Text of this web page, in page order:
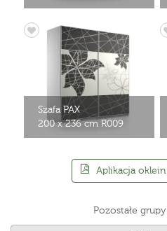
Szafa PAX
200 x 236 cm R009
Aplikacja
Pozostałe